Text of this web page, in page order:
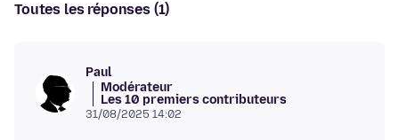
Toutes les réponses (1)
Paul
Modérateur
Les 10 premiers contributeurs
31/08/2025 14:02